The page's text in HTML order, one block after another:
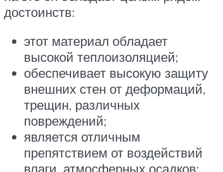
достоинств:
этот материал обладает
высокой теплоизоляцией;
обеспечивает высокую защиту
внешних стен от деформаций,
трещин, различных
повреждений;
является отличным
препятствием от воздействий
влаги, атмосферных осадков;